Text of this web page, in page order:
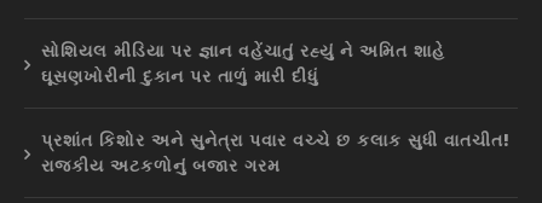
સોશિયલ મીડિયા પર જ્ઞાન વહેંચાતું રહ્યું ને અમિત શાહે
ઘૂસણખોરીની દુકાન પર તાળું મારી દીધું
પ્રશાંત કિશોર અને સુનેત્રા પવાર વચ્ચે છ કલાક સુધી વાતચીત!
રાજકીય અટકળોનું બજાર ગરમ